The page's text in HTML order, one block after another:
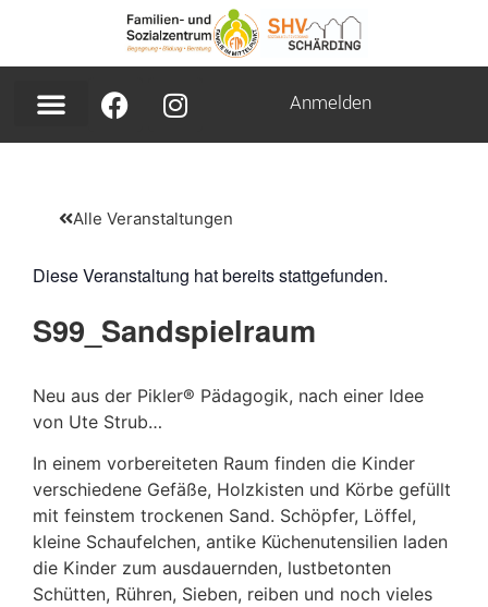
Anmelden
Alle Veranstaltungen
Diese Veranstaltung hat bereits stattgefunden.
S99_Sandspielraum
Neu aus der Pikler® Pädagogik, nach einer Idee
von Ute Strub…
In einem vorbereiteten Raum finden die Kinder
verschiedene Gefäße, Holzkisten und Körbe gefüllt
mit feinstem trockenen Sand. Schöpfer, Löffel,
kleine Schaufelchen, antike Küchenutensilien laden
die Kinder zum ausdauernden, lustbetonten
Schütten, Rühren, Sieben, reiben und noch vieles